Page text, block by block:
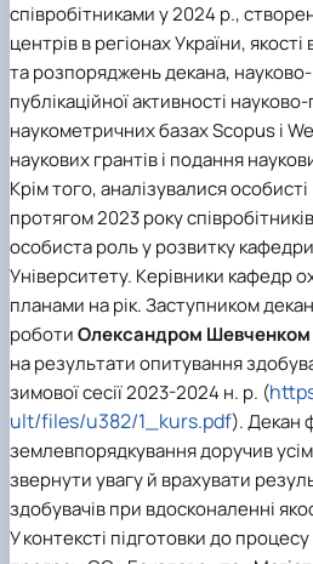
співробітниками у 2024 р.,
центрів в регіонах України,
та розпоряджень декана, науково-
публікаційної активності
наукометричних базах Scopus і
наукових грантів і подання
Крім того, аналізувалися
протягом 2023 року
особиста роль у розвитку
Університету. Керівники кафедр
планами на рік. Заступником
роботиОлександром Шевченком
на результати опитування
зимової сесії 2023-2024 н. р. (
ult/files/u382/1_kurs.pdf). Декан
землевпорядкування доручив
звернути увагу й врахувати
здобувачів при вдосконаленні
У контексті підготовки до процесу